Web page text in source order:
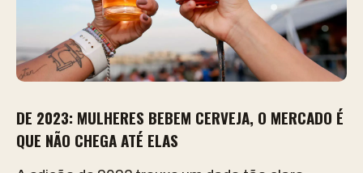
DE 2023: MULHERES BEBEM CERVEJA, O MERCADO É
QUE NÃO CHEGA ATÉ ELAS